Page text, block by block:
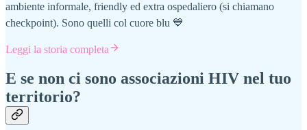
ambiente informale, friendly ed extra ospedaliero (si chiamano
checkpoint). Sono quelli col cuore blu 💙
Leggi la storia completa
E se non ci sono associazioni HIV nel tuo
territorio?